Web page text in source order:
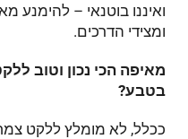
ואיננו בוטנאי – להימנע
ומצידי הדרכים.
מאיפה הכי נכון וטוב
בטבע?
ככלל, לא מומלץ ללקט